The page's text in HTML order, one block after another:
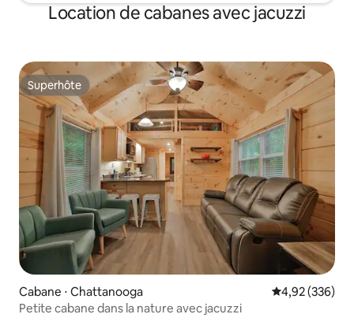
Location de cabanes avec jacuzzi
Superhôte
Superhôte
Cabane ⋅ Chattanooga Évaluation
4,92 (336)
Petite cabane dans la nature avec jacuzzi